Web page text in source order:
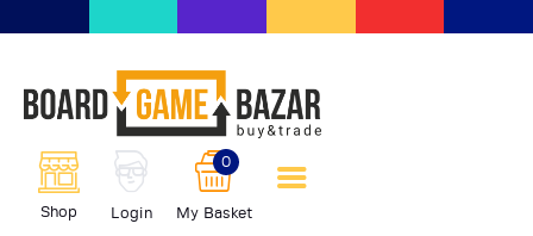
Shop Login My Basket
0
scambio giochi da tavolo
BoardGameBazar